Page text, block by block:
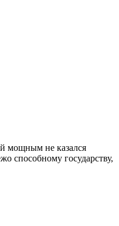
мощным не казался
способному государству,